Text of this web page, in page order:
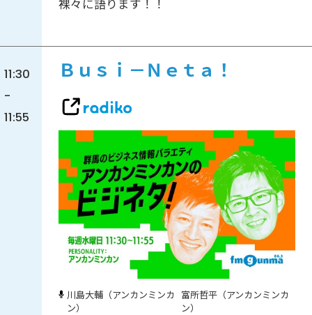
裸々に語ります！！
11:30
-
11:55
Ｂｕｓｉ－Ｎｅｔａ！
川島大輔（アンカンミンカ
ン）
富所哲平（アンカンミンカ
ン）